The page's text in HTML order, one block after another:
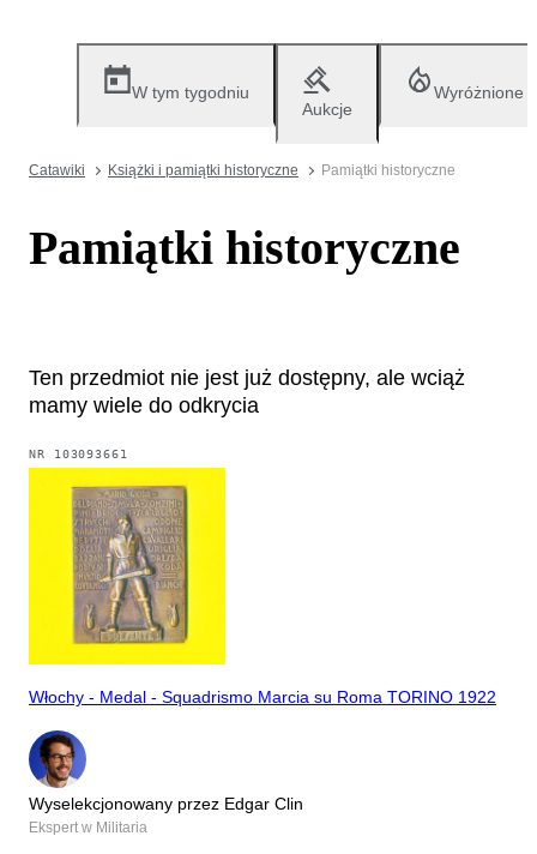
W tym tygodniu
Aukcje
Wyróżnione
Catawiki Książki i pamiątki historyczne Pamiątki historyczne
Pamiątki historyczne
Ten przedmiot nie jest już dostępny, ale wciąż
mamy wiele do odkrycia
NR 103093661
Włochy - Medal - Squadrismo Marcia su Roma TORINO 1922
Wyselekcjonowany przez Edgar Clin
Ekspert w Militaria